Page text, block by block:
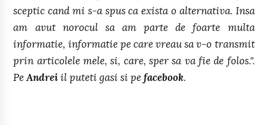
sceptic cand mi s-a spus ca exista o alternativa. Insa
am avut norocul sa am parte de foarte multa
informatie, informatie pe care vreau sa v-o transmit
prin articolele mele, si, care, sper sa va fie de folos.".
PeAndrei il puteti gasi si pefacebook.